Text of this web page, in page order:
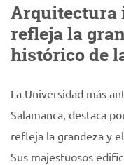
Arquitectura
refleja la
histórico de
La Universidad más
Salamanca, destaca
refleja la grandeza y
Sus majestuosos